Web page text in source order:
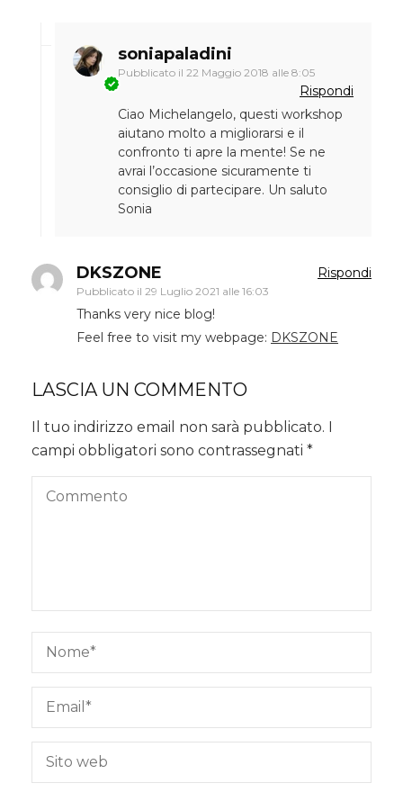
soniapaladini
Pubblicato il 22 Maggio 2018 alle 8:05
Rispondi
Ciao Michelangelo, questi workshop
aiutano molto a migliorarsi e il
confronto ti apre la mente! Se ne
avrai l’occasione sicuramente ti
consiglio di partecipare. Un saluto
Sonia
DKSZONE
Pubblicato il 29 Luglio 2021 alle 16:03
Rispondi
Thanks very nice blog!
Feel free to visit my webpage: DKSZONE
LASCIA UN COMMENTO
Il tuo indirizzo email non sarà pubblicato. I
campi obbligatori sono contrassegnati *